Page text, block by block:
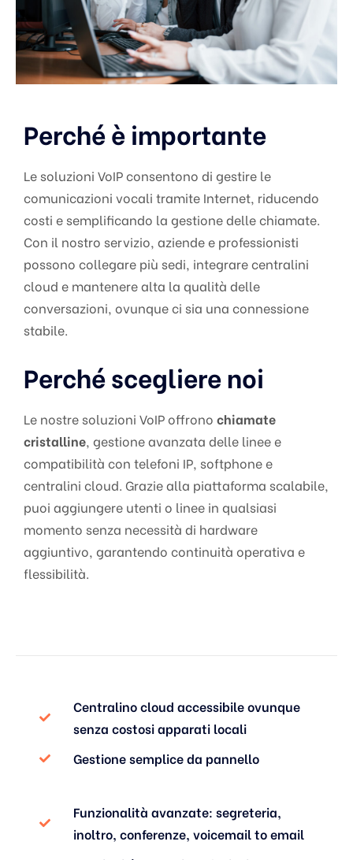
Perché è importante
Le soluzioni VoIP consentono di gestire le
comunicazioni vocali tramite Internet, riducendo
costi e semplificando la gestione delle chiamate.
Con il nostro servizio, aziende e professionisti
possono collegare più sedi, integrare centralini
cloud e mantenere alta la qualità delle
conversazioni, ovunque ci sia una connessione
stabile.
Perché scegliere noi
Le nostre soluzioni VoIP offrono chiamate
cristalline, gestione avanzata delle linee e
compatibilità con telefoni IP, softphone e
centralini cloud. Grazie alla piattaforma scalabile,
puoi aggiungere utenti o linee in qualsiasi
momento senza necessità di hardware
aggiuntivo, garantendo continuità operativa e
flessibilità.
Centralino cloud accessibile ovunque
senza costosi apparati locali
Gestione semplice da pannello
Funzionalità avanzate: segreteria,
inoltro, conferenze, voicemail to email